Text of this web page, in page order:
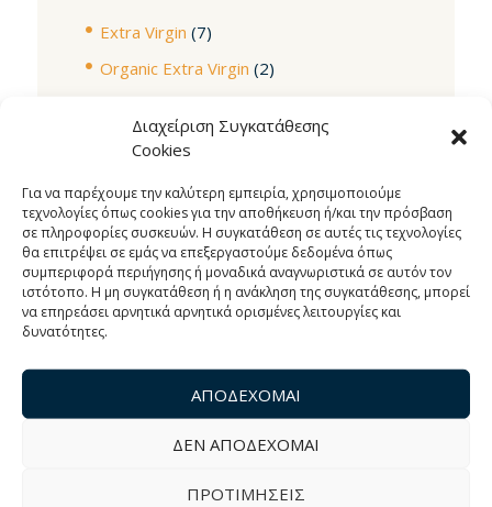
Διαχείριση Συγκατάθεσης
Cookies
Για να παρέχουμε την καλύτερη εμπειρία, χρησιμοποιούμε
τεχνολογίες όπως cookies για την αποθήκευση ή/και την πρόσβαση
σε πληροφορίες συσκευών. Η συγκατάθεση σε αυτές τις τεχνολογίες
θα επιτρέψει σε εμάς να επεξεργαστούμε δεδομένα όπως
συμπεριφορά περιήγησης ή μοναδικά αναγνωριστικά σε αυτόν τον
ιστότοπο. Η μη συγκατάθεση ή η ανάκληση της συγκατάθεσης, μπορεί
να επηρεάσει αρνητικά αρνητικά ορισμένες λειτουργίες και
δυνατότητες.
ΑΠΟΔΕΧΟΜΑΙ
ΔΕΝ ΑΠΟΔΕΧΟΜΑΙ
ΠΡΟΤΙΜΗΣΕΙΣ
Extra Virgin (7)
Organic Extra Virgin (2)
Με Προστατευόμενη Γεωγραφική
Ένδειξη (Π.Γ.Ε.).
Με βάση την ποσότητα
1lt 3lt 5lt
250ml
750ml